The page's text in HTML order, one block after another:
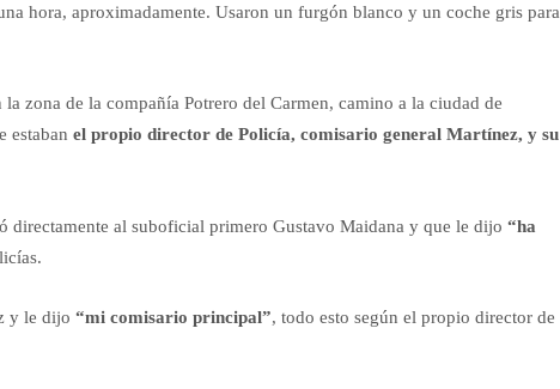
hora, aproximadamente. Usaron un furgón blanco y un coche gris para
zona de la compañía Potrero del Carmen, camino a la ciudad de
estaban el propio director de Policía, comisario general Martínez, y su
al suboficial primero Gustavo Maidana y que le dijo “ha
y le dijo “mi comisario principal”, todo esto según el propio director de